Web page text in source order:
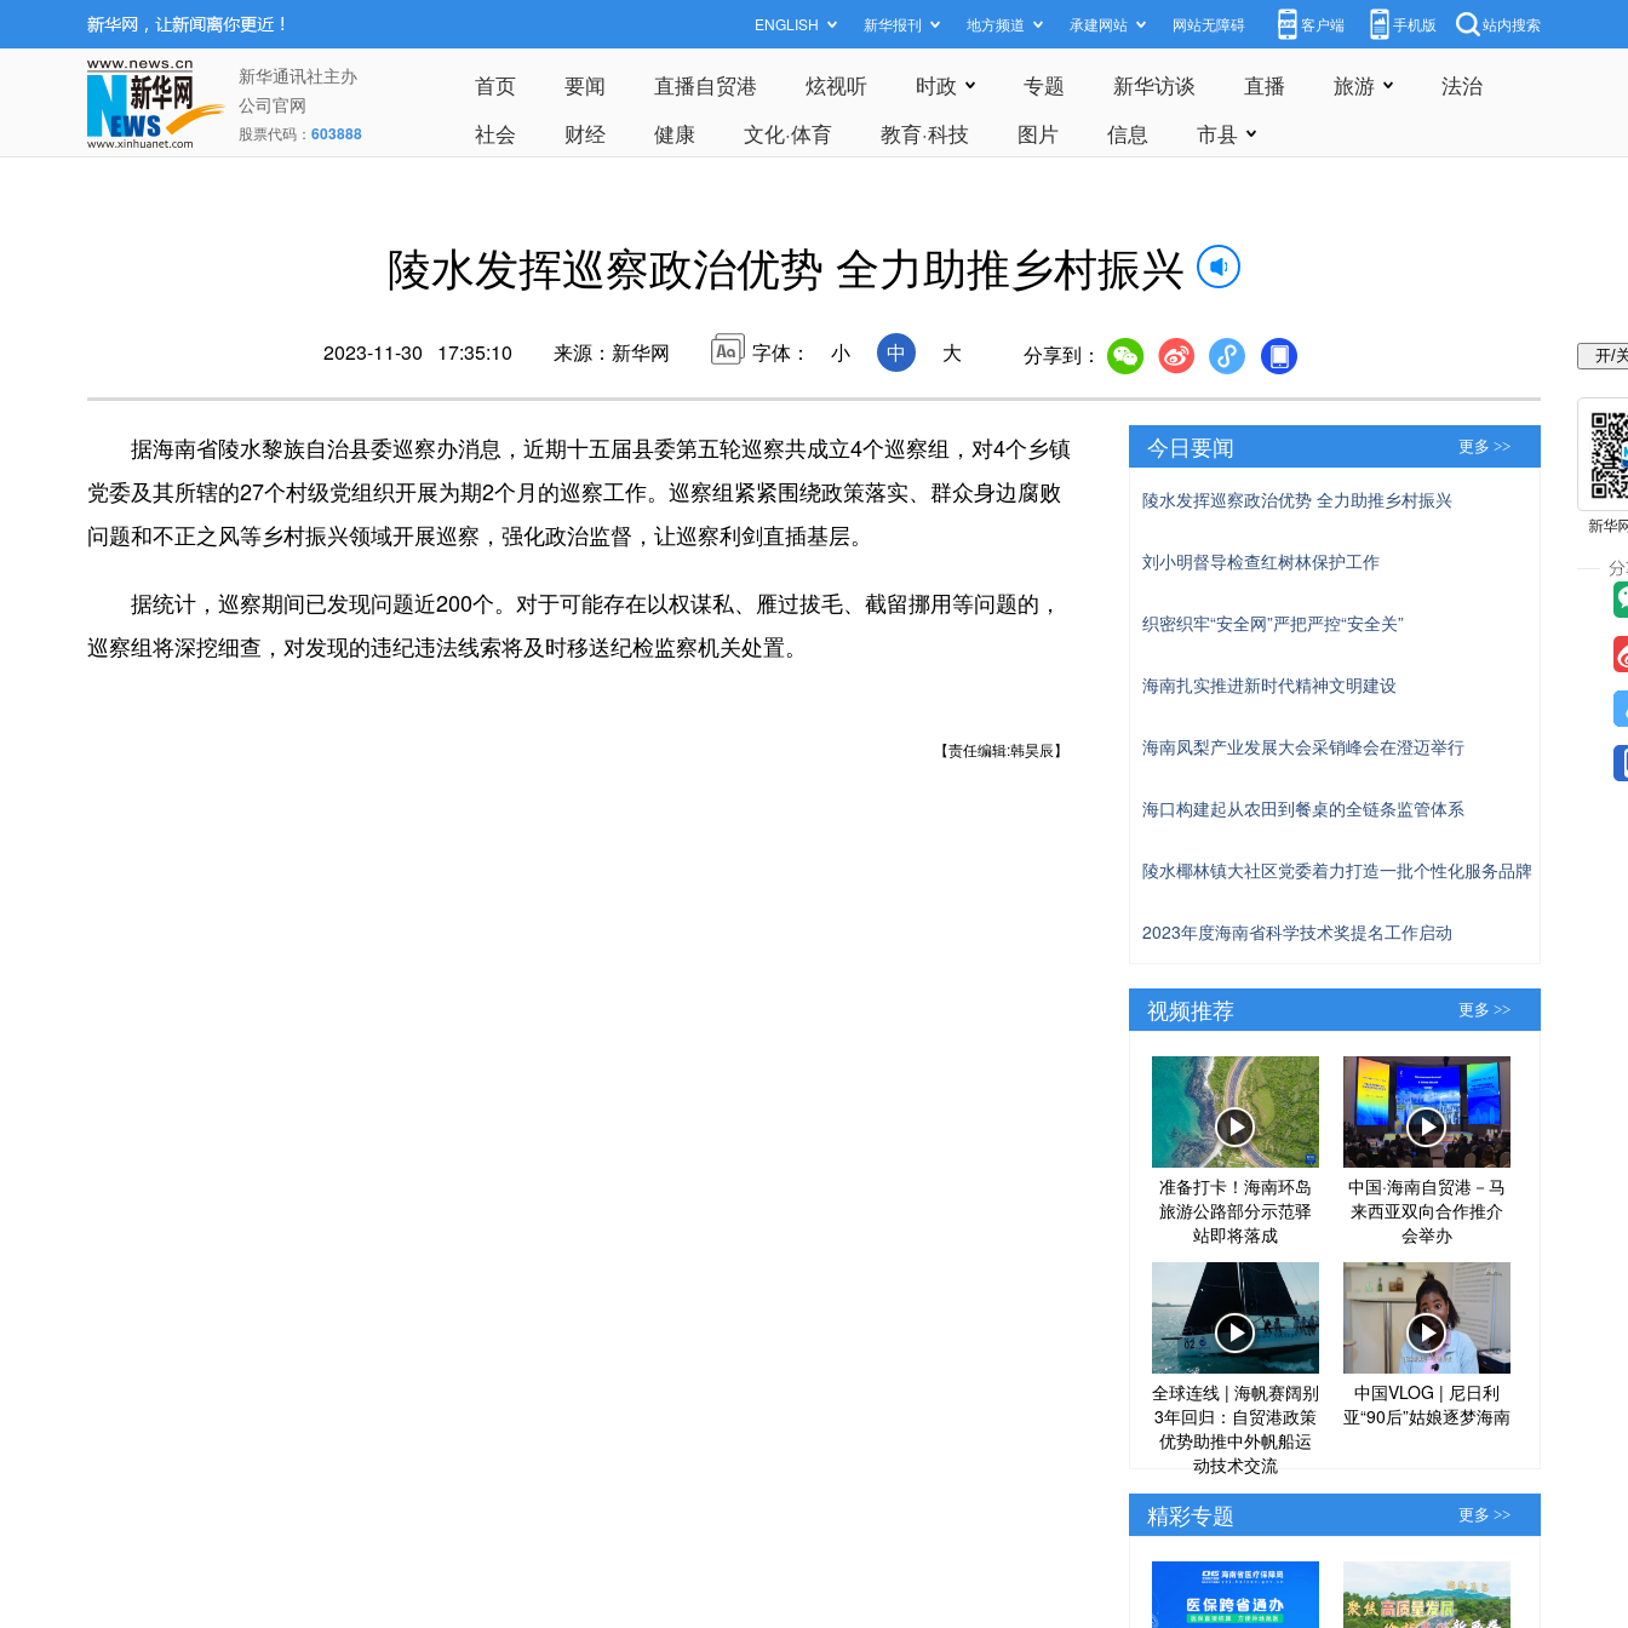
ENGLISH 新华报刊 地方频道 承建网站 网站无障碍 客户端 手机版 站内搜索
新华通讯社主办
公司官网
股票代码： 603888
首页 要闻 直播自贸港 炫视听 时政 专题 新华访谈 直播 旅游
法治
社会
财经 健康 文化·体育 教育·科技 图片 信息 市县
陵水发挥巡察政治优势 全力助推乡村振兴
2023-11-30 17:35:10 来源：新华网 字体： 小 中 大 分享到：
据海南省陵水黎族自治县委巡察办消息，近期十五届县委第五轮巡察共成立4个巡察组，对4个乡镇
党委及其所辖的27个村级党组织开展为期2个月的巡察工作。巡察组紧紧围绕政策落实、群众身边腐败
问题和不正之风等乡村振兴领域开展巡察，强化政治监督，让巡察利剑直插基层。
据统计，巡察期间已发现问题近200个。对于可能存在以权谋私、雁过拔毛、截留挪用等问题的，
巡察组将深挖细查，对发现的违纪违法线索将及时移送纪检监察机关处置。
【责任编辑:韩昊辰】
今日要闻 更多 >>
陵水发挥巡察政治优势 全力助推乡村振兴
刘小明督导检查红树林保护工作
织密织牢“安全网”严把严控“安全关”
海南扎实推进新时代精神文明建设
海南凤梨产业发展大会采销峰会在澄迈举行
海口构建起从农田到餐桌的全链条监管体系
陵水椰林镇大社区党委着力打造一批个性化服务品牌
2023年度海南省科学技术奖提名工作启动
视频推荐 更多 >>
准备打卡！海南环岛
旅游公路部分示范驿
站即将落成
中国·海南自贸港－马
来西亚双向合作推介
会举办
全球连线 | 海帆赛阔别
3年回归：自贸港政策
优势助推中外帆船运
动技术交流
中国VLOG | 尼日利
亚“90后”姑娘逐梦海南
精彩专题 更多 >>